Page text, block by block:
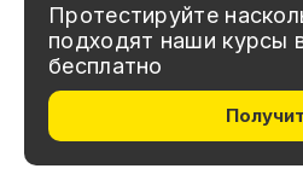
Протестируйте
подходят наши курсы
бесплатно